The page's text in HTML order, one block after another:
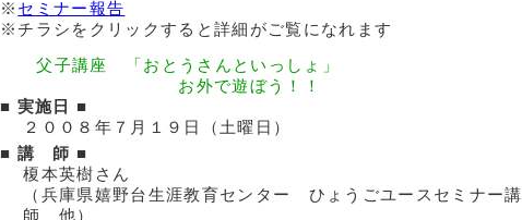
※ セミナー報告
※チラシをクリックすると詳細がご覧になれます
父子講座 「おとうさんといっしょ」
お外で遊ぼう！！
■ 実施日 ■
２００８年７月１９日（土曜日）
■ 講 師 ■
榎本英樹さん
（兵庫県嬉野台生涯教育センター ひょうごユースセミナー講
師 他）